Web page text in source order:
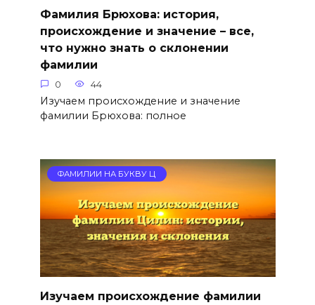
Фамилия Брюхова: история,
происхождение и значение – все,
что нужно знать о склонении
фамилии
0 44
Изучаем происхождение и значение
фамилии Брюхова: полное
ФАМИЛИИ НА БУКВУ Ц
Изучаем происхождение фамилии